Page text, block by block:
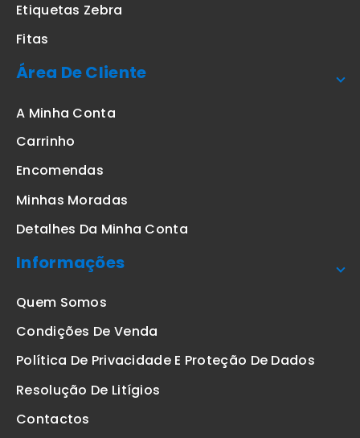
Etiquetas Zebra
Fitas
Área De Cliente
A Minha Conta
Carrinho
Encomendas
Minhas Moradas
Detalhes Da Minha Conta
Informações
Quem Somos
Condições De Venda
Política De Privacidade E Proteção De Dados
Resolução De Litígios
Contactos